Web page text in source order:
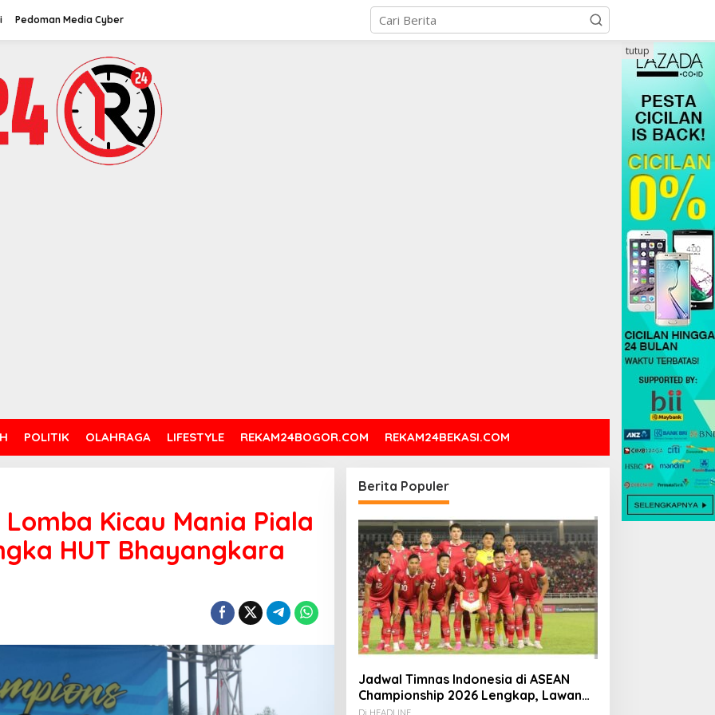
Pedoman Media Cyber
POLITIK OLAHRAGA LIFESTYLE REKAM24BOGOR.COM REKAM24BEKASI.COM
tutup
Kicau Mania Piala
HUT Bhayangkara
Berita Populer
Jadwal Timnas Indonesia di ASEAN
Championship 2026 Lengkap, Lawan
Kamboja hingga Vietnam